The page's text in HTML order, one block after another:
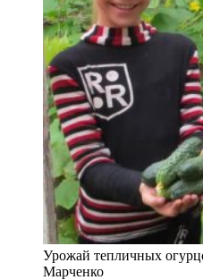
Урожай тепличных
Марченко